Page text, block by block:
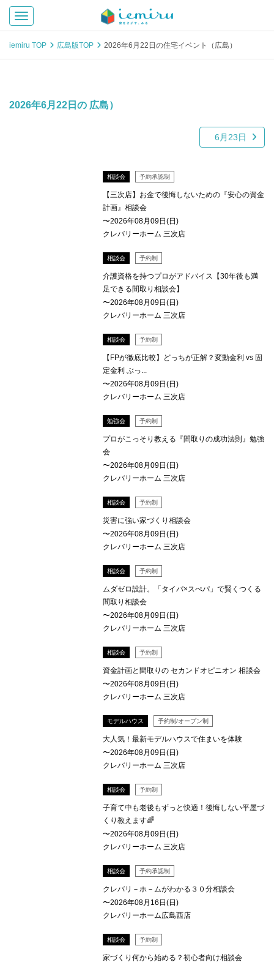
Toggle navigation
iemiru TOP 広島版TOP 2026年6月22日の住宅イベント（広島）
2026年6月22日の 広島）
6月23日
相談会 予約承認制
【三次店】お金で後悔しないための『安心の資金
計画』相談会
〜2026年08月09日(日)
クレバリーホーム 三次店
相談会 予約制
介護資格を持つプロがアドバイス【30年後も満
足できる間取り相談会】
〜2026年08月09日(日)
クレバリーホーム 三次店
相談会 予約制
【FPが徹底比較】どっちが正解？変動金利 vs 固
定金利 ぶっ...
〜2026年08月09日(日)
クレバリーホーム 三次店
勉強会 予約制
プロがこっそり教える『間取りの成功法則』勉強
会
〜2026年08月09日(日)
クレバリーホーム 三次店
相談会 予約制
災害に強い家づくり相談会
〜2026年08月09日(日)
クレバリーホーム 三次店
相談会 予約制
ムダゼロ設計。「タイパ×スぺパ」で賢くつくる
間取り相談会
〜2026年08月09日(日)
クレバリーホーム 三次店
相談会 予約制
資金計画と間取りの セカンドオピニオン 相談会
〜2026年08月09日(日)
クレバリーホーム 三次店
モデルハウス 予約制/オープン制
大人気！最新モデルハウスで住まいを体験
〜2026年08月09日(日)
クレバリーホーム 三次店
相談会 予約制
子育て中も老後もずっと快適！後悔しない平屋づ
くり教えます🌈
〜2026年08月09日(日)
クレバリーホーム 三次店
相談会 予約承認制
クレバリ－ホ－ムがわかる３０分相談会
〜2026年08月16日(日)
クレバリーホーム広島西店
相談会 予約制
家づくり何から始める？初心者向け相談会